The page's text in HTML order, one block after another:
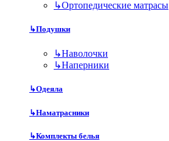
↳Ортопедические матрасы
↳Подушки
↳Наволочки
↳Наперники
↳Одеяла
↳Наматрасники
↳Комплекты белья